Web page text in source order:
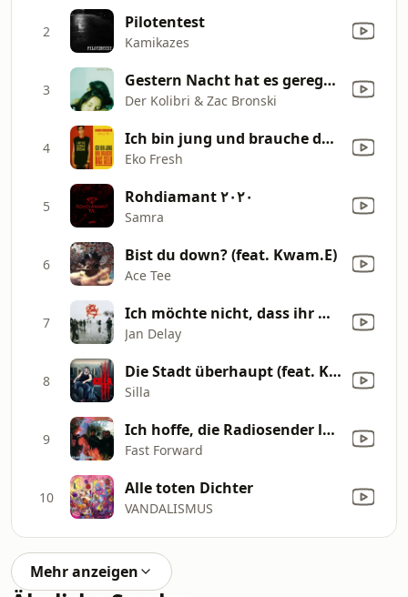
2 Pilotentest
Kamikazes
3 Gestern Nacht hat es geregnet und der Putz kam von der Decke
Der Kolibri & Zac Bronski
4 Ich bin jung und brauche das Geld (feat. G-Style)
Eko Fresh
5 Rohdiamant ٢٠٢٠
Samra
6 Bist du down? (feat. Kwam.E)
Ace Tee
7 Ich möchte nicht, dass ihr meine Lieder singt
Jan Delay
8 Die Stadt überhaupt (feat. KD Supier, Megaloh, Said & Sera Finale)
Silla
9 Ich hoffe, die Radiosender lassen diese Platte spielen (feat. STF)
Fast Forward
10 Alle toten Dichter
VANDALISMUS
Mehr anzeigen